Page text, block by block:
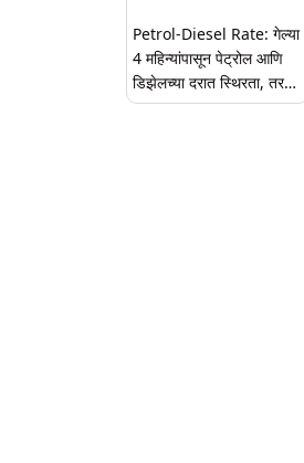
Petrol-Diesel Rate: गेल्या
4 महिन्यांपासून पेट्रोल आणि
डिझेलच्या दरात स्थिरता, तर
कच्च्या तेलाच्या किंमती घसरल्या